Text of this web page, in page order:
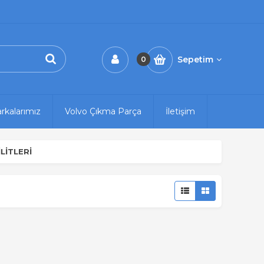
0 Sepetim
Volvo Çıkma Parça İletişim